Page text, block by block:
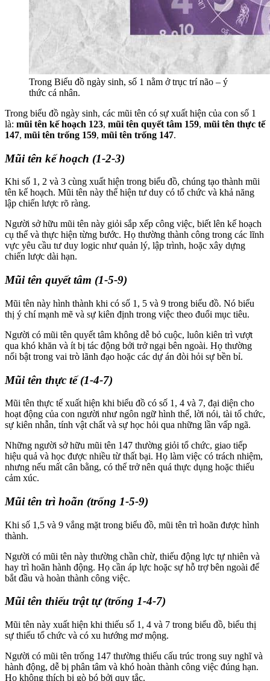
Trong Biểu đồ ngày sinh, số 1 nằm ở trục trí não – ý
thức cá nhân.
Trong biểu đồ ngày sinh, các mũi tên có sự xuất hiện của con số 1
là: mũi tên kế hoạch 123, mũi tên quyết tâm 159, mũi tên thực tế
147, mũi tên trống 159, mũi tên trống 147.
Mũi tên kế hoạch (1-2-3)
Khi số 1, 2 và 3 cùng xuất hiện trong biểu đồ, chúng tạo thành mũi
tên kế hoạch. Mũi tên này thể hiện tư duy có tổ chức và khả năng
lập chiến lược rõ ràng.
Người sở hữu mũi tên này giỏi sắp xếp công việc, biết lên kế hoạch
cụ thể và thực hiện từng bước. Họ thường thành công trong các lĩnh
vực yêu cầu tư duy logic như quản lý, lập trình, hoặc xây dựng
chiến lược dài hạn.
Mũi tên quyết tâm (1-5-9)
Mũi tên này hình thành khi có số 1, 5 và 9 trong biểu đồ. Nó biểu
thị ý chí mạnh mẽ và sự kiên định trong việc theo đuổi mục tiêu.
Người có mũi tên quyết tâm không dễ bỏ cuộc, luôn kiên trì vượt
qua khó khăn và ít bị tác động bởi trở ngại bên ngoài. Họ thường
nổi bật trong vai trò lãnh đạo hoặc các dự án đòi hỏi sự bền bỉ.
Mũi tên thực tế (1-4-7)
Mũi tên thực tế xuất hiện khi biểu đồ có số 1, 4 và 7, đại diện cho
hoạt động của con người như ngôn ngữ hình thể, lời nói, tài tổ chức,
sự kiên nhẫn, tính vật chất và sự học hỏi qua những lần vấp ngã.
Những người sở hữu mũi tên 147 thường giỏi tổ chức, giao tiếp
hiệu quả và học được nhiều từ thất bại. Họ làm việc có trách nhiệm,
nhưng nếu mất cân bằng, có thể trở nên quá thực dụng hoặc thiếu
cảm xúc.
Mũi tên trì hoãn (trống 1-5-9)
Khi số 1,5 và 9 vắng mặt trong biểu đồ, mũi tên trì hoãn được hình
thành.
Người có mũi tên này thường chần chừ, thiếu động lực tự nhiên và
hay trì hoãn hành động. Họ cần áp lực hoặc sự hỗ trợ bên ngoài để
bắt đầu và hoàn thành công việc.
Mũi tên thiếu trật tự (trống 1-4-7)
Mũi tên này xuất hiện khi thiếu số 1, 4 và 7 trong biểu đồ, biểu thị
sự thiếu tổ chức và có xu hướng mơ mộng.
Người có mũi tên trống 147 thường thiếu cấu trúc trong suy nghĩ và
hành động, dễ bị phân tâm và khó hoàn thành công việc đúng hạn.
Họ không thích bị gò bó bởi quy tắc.